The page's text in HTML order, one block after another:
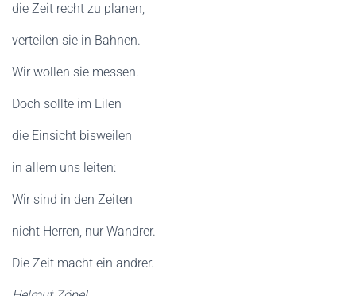
die Zeit recht zu planen,
verteilen sie in Bahnen.
Wir wollen sie messen.
Doch sollte im Eilen
die Einsicht bisweilen
in allem uns leiten:
Wir sind in den Zeiten
nicht Herren, nur Wandrer.
Die Zeit macht ein andrer.